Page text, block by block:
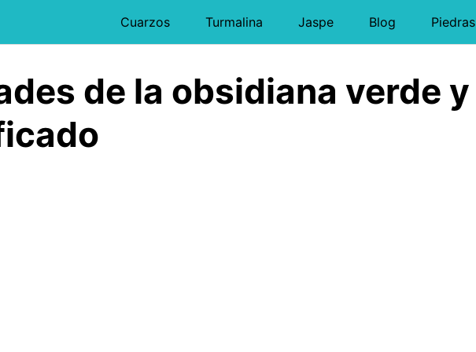
Cuarzos Turmalina Jaspe Blog Piedras
de la obsidiana verde y